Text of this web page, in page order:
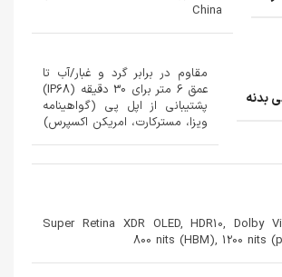
China
بدنه
مقاوم در برابر گرد و غبار/آب تا
عمق 6 متر برای 30 دقیقه (IP68)
پشتیبانی از اپل پی (گواهینامه
ویزا، مسترکارت، امریکن اکسپرس)
Super Retina XDR OLED, HDR10, Dolby
800 nits (HBM), 1200 nits